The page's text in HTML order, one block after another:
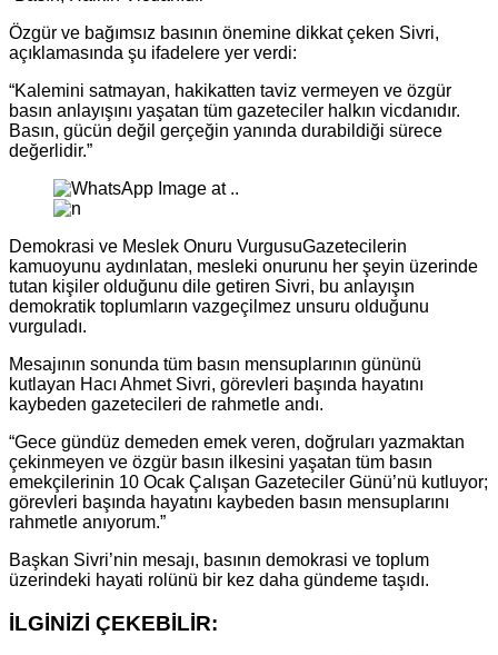
Özgür ve bağımsız basının önemine dikkat çeken Sivri,
açıklamasında şu ifadelere yer verdi:
“Kalemini satmayan, hakikatten taviz vermeyen ve özgür
basın anlayışını yaşatan tüm gazeteciler halkın vicdanıdır.
Basın, gücün değil gerçeğin yanında durabildiği sürece
değerlidir.”
Demokrasi ve Meslek Onuru VurgusuGazetecilerin
kamuoyunu aydınlatan, mesleki onurunu her şeyin üzerinde
tutan kişiler olduğunu dile getiren Sivri, bu anlayışın
demokratik toplumların vazgeçilmez unsuru olduğunu
vurguladı.
Mesajının sonunda tüm basın mensuplarının gününü
kutlayan Hacı Ahmet Sivri, görevleri başında hayatını
kaybeden gazetecileri de rahmetle andı.
“Gece gündüz demeden emek veren, doğruları yazmaktan
çekinmeyen ve özgür basın ilkesini yaşatan tüm basın
emekçilerinin 10 Ocak Çalışan Gazeteciler Günü’nü kutluyor;
görevleri başında hayatını kaybeden basın mensuplarını
rahmetle anıyorum.”
Başkan Sivri’nin mesajı, basının demokrasi ve toplum
üzerindeki hayati rolünü bir kez daha gündeme taşıdı.
İLGİNİZİ ÇEKEBİLİR: